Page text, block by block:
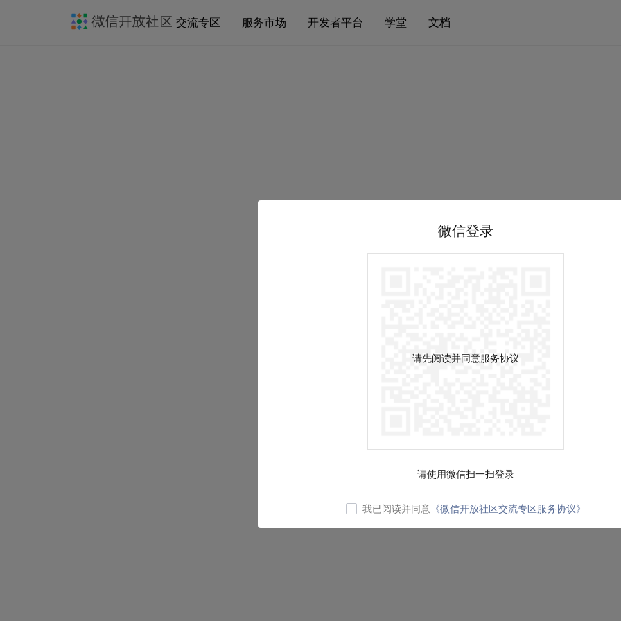
交流专区 服务市场 开发者平台 学堂 文档
微信登录
请先阅读并同意服务协议
请使用微信扫一扫登录
我已阅读并同意 《微信开放社区交流专区服务协议》